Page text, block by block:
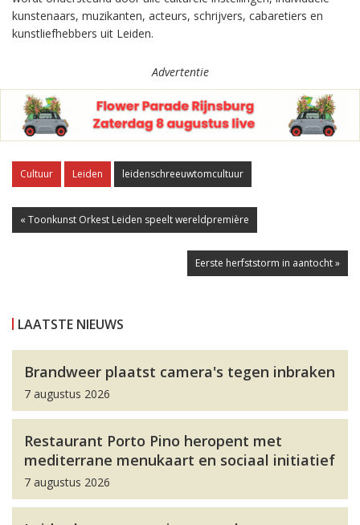
kunstenaars, muzikanten, acteurs, schrijvers, cabaretiers en
kunstliefhebbers uit Leiden.
Advertentie
Cultuur Leiden leidenschreeuwtomcultuur
« Toonkunst Orkest Leiden speelt wereldpremière
Eerste herfststorm in aantocht »
LAATSTE NIEUWS
Brandweer plaatst camera's tegen inbraken
7 augustus 2026
Restaurant Porto Pino heropent met
mediterrane menukaart en sociaal initiatief
7 augustus 2026